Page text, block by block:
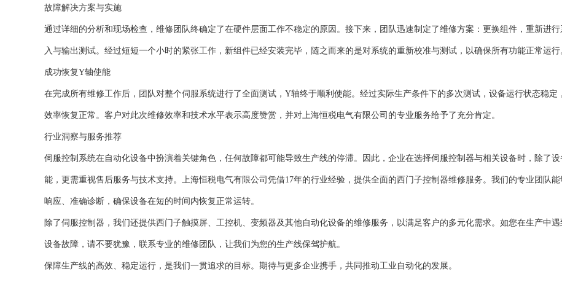
故障解决方案与实施
通过详细的分析和现场检查，维修团队终确定了在硬件层面工作不稳定的原因。接下来，团队迅速制定了维修方案：更换组件，重新进
入与输出测试。经过短短一个小时的紧张工作，新组件已经安装完毕，随之而来的是对系统的重新校准与测试，以确保所有功能正常运行
成功恢复Y轴使能
在完成所有维修工作后，团队对整个伺服系统进行了全面测试，Y轴终于顺利使能。经过实际生产条件下的多次测试，设备运行状态稳定
效率恢复正常。客户对此次维修效率和技术水平表示高度赞赏，并对上海恒税电气有限公司的专业服务给予了充分肯定。
行业洞察与服务推荐
伺服控制系统在自动化设备中扮演着关键角色，任何故障都可能导致生产线的停滞。因此，企业在选择伺服控制器与相关设备时，除了设
能，更需重视售后服务与技术支持。上海恒税电气有限公司凭借17年的行业经验，提供全面的西门子控制器维修服务。我们的专业团队能
响应、准确诊断，确保设备在短的时间内恢复正常运转。
除了伺服控制器，我们还提供西门子触摸屏、工控机、变频器及其他自动化设备的维修服务，以满足客户的多元化需求。如您在生产中
设备故障，请不要犹豫，联系专业的维修团队，让我们为您的生产线保驾护航。
保障生产线的高效、稳定运行，是我们一贯追求的目标。期待与更多企业携手，共同推动工业自动化的发展。